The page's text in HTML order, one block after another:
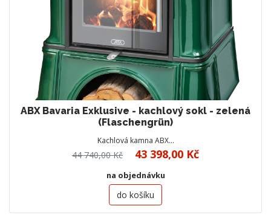
ABX Bavaria Exklusive - kachlový sokl - zelená
(Flaschengrün)
Kachlová kamna ABX…
44 740,00 Kč 43 398,00 Kč
na objednávku
do košíku